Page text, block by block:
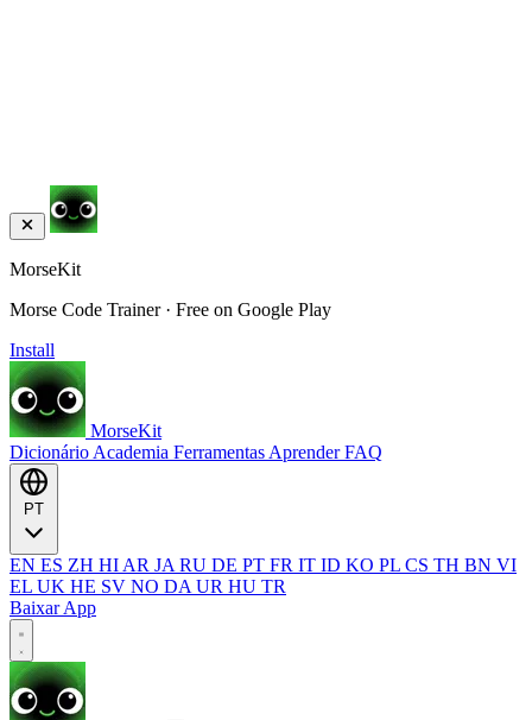
MorseKit
Morse Code Trainer · Free on Google Play
Install
MorseKit
Dicionário Academia Ferramentas AprenderFAQ
EN ES ZH HI AR JA RU DE PT FR IT ID KO PL CS TH BN VI
EL UK HE SV NO DA UR HU TR
Baixar App